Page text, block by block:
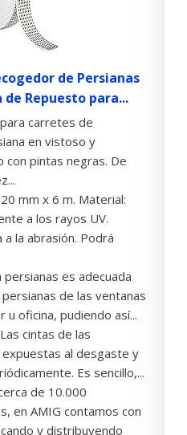
de Persianas
Repuesto para...
para carretes de
en vistoso y
con pintas negras. De
mm x 6 m. Material:
a los rayos UV.
la abrasión. Podrá
persianas es adecuada
de las ventanas
oficina, pudiendo así...
cintas de las
al desgaste y
Es sencillo,...
de 10.000
en AMIG contamos con
y distribuyendo